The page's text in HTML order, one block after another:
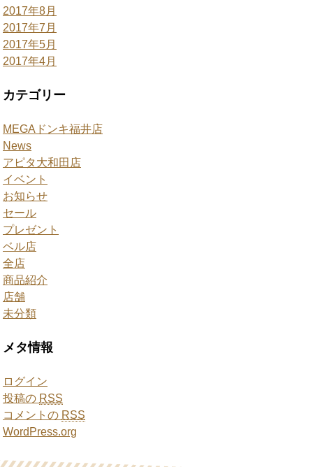
2017年8月
2017年7月
2017年5月
2017年4月
カテゴリー
MEGAドンキ福井店
News
アピタ大和田店
イベント
お知らせ
セール
プレゼント
ベル店
全店
商品紹介
店舗
未分類
メタ情報
ログイン
投稿の RSS
コメントの RSS
WordPress.org